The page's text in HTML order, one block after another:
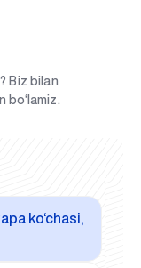
Biz bilan
ko‘chasi,